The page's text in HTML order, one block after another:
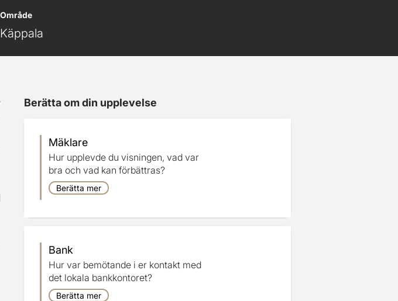
Område
Käppala
Berätta om din upplevelse
Mäklare
Hur upplevde du visningen, vad var
bra och vad kan förbättras?
Berätta mer
Bank
Hur var bemötande i er kontakt med
det lokala bankkontoret?
Berätta mer